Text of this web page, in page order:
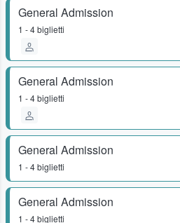
General Admission
1 - 4 biglietti
General Admission
1 - 4 biglietti
General Admission
1 - 4 biglietti
General Admission
1 - 4 biglietti